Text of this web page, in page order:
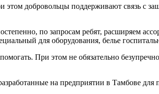
добровольцы поддерживают связь с
по запросам ребят, расширяем
для оборудования, белье
При этом не обязательно
на предприятии в Тамбове